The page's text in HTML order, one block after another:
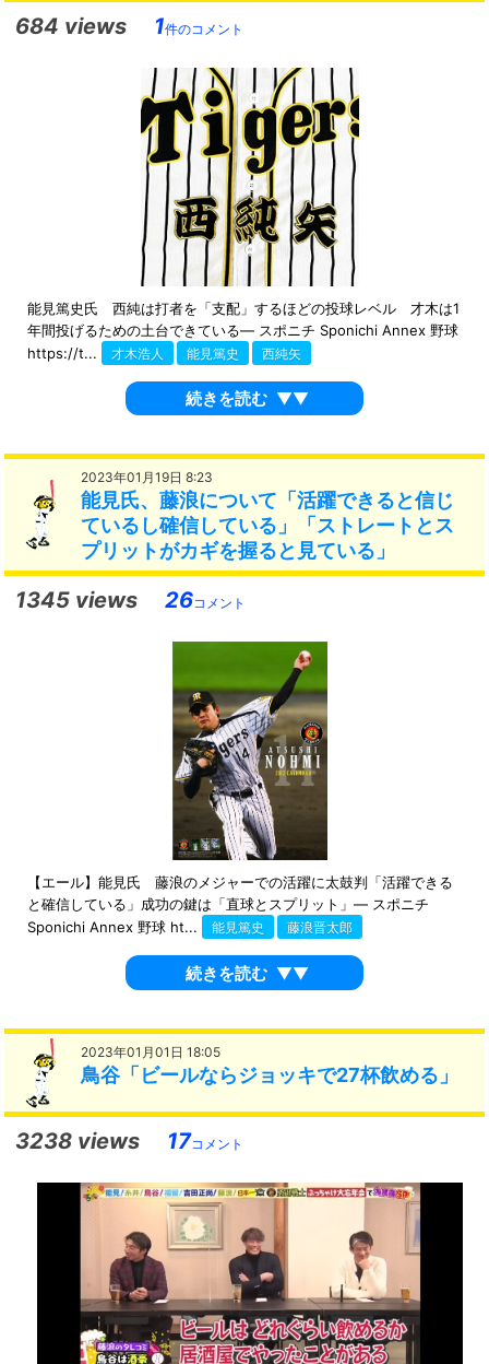
684 views 1件のコメント
能見篤史氏 西純は打者を「支配」するほどの投球レベル 才木は1
年間投げるための土台できている― スポニチ Sponichi Annex 野球
https://t...
才木浩人 能見篤史 西純矢
続きを読む ▼▼
2023年01月19日 8:23
能見氏、藤浪について「活躍できると信じ
ているし確信している」「ストレートとス
プリットがカギを握ると見ている」
1345 views 26コメント
【エール】能見氏 藤浪のメジャーでの活躍に太鼓判「活躍できる
と確信している」成功の鍵は「直球とスプリット」― スポニチ
Sponichi Annex 野球 ht...
能見篤史 藤浪晋太郎
続きを読む ▼▼
2023年01月01日 18:05
鳥谷「ビールならジョッキで27杯飲める」
3238 views 17コメント